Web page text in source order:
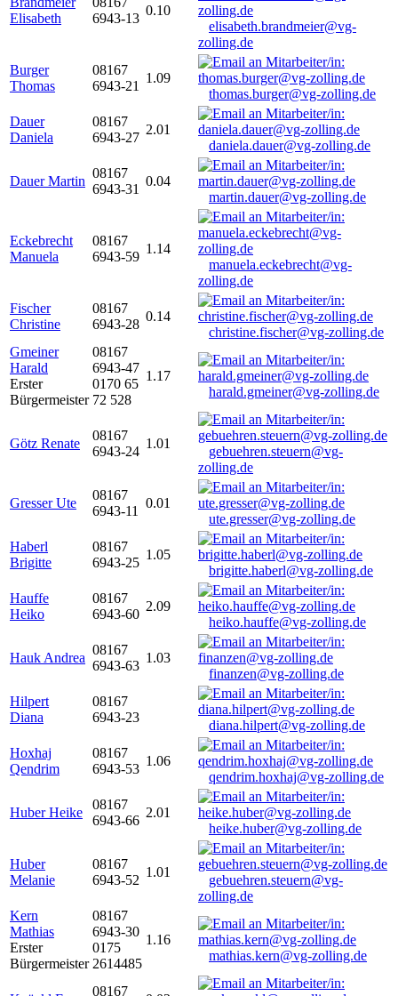
Elisabeth
6943-13
0.10
elisabeth.brandmeier@vg-
zolling.de
Burger
Thomas
08167
6943-21
1.09
thomas.burger@vg-zolling.de
Dauer
Daniela
08167
6943-27
2.01
daniela.dauer@vg-zolling.de
Dauer Martin
08167
6943-31
0.04
martin.dauer@vg-zolling.de
Eckebrecht
Manuela
08167
6943-59
1.14
manuela.eckebrecht@vg-
zolling.de
Fischer
Christine
08167
6943-28
0.14
christine.fischer@vg-zolling.de
Gmeiner
Harald
Erster
Bürgermeister
08167
6943-47
0170 65
72 528
1.17
harald.gmeiner@vg-zolling.de
Götz Renate
08167
6943-24
1.01
gebuehren.steuern@vg-
zolling.de
Gresser Ute
08167
6943-11
0.01
ute.gresser@vg-zolling.de
Haberl
Brigitte
08167
6943-25
1.05
brigitte.haberl@vg-zolling.de
Hauffe
Heiko
08167
6943-60
2.09
heiko.hauffe@vg-zolling.de
Hauk Andrea
08167
6943-63
1.03
finanzen@vg-zolling.de
Hilpert
Diana
08167
6943-23
diana.hilpert@vg-zolling.de
Hoxhaj
Qendrim
08167
6943-53
1.06
qendrim.hoxhaj@vg-zolling.de
Huber Heike
08167
6943-66
2.01
heike.huber@vg-zolling.de
Huber
Melanie
08167
6943-52
1.01
gebuehren.steuern@vg-
zolling.de
Kern
Mathias
Erster
Bürgermeister
08167
6943-30
0175
2614485
1.16
mathias.kern@vg-zolling.de
08167